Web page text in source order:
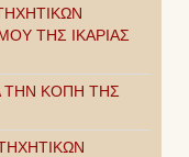
ΤΗΣ ΙΚΑΡΙΑΣ
ΤΗΝ ΚΟΠΗ ΤΗΣ